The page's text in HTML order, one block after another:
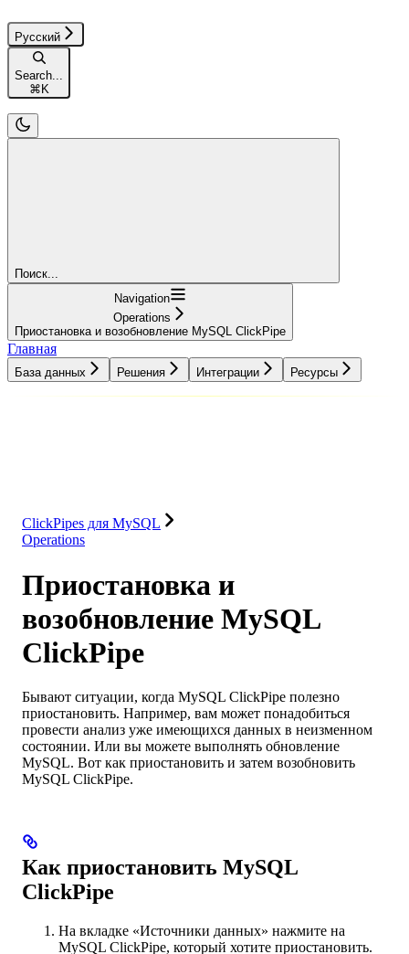
Русский
Search...
⌘ K
Поиск...
Navigation
Operations
Приостановка и возобновление MySQL ClickPipe
Главная
База данных Решения Интеграции Ресурсы
ClickPipes для MySQL
Operations
Приостановка и
возобновление MySQL
ClickPipe
Бывают ситуации, когда MySQL ClickPipe полезно
приостановить. Например, вам может понадобиться
провести анализ уже имеющихся данных в неизменном
состоянии. Или вы можете выполнять обновление
MySQL. Вот как приостановить и затем возобновить
MySQL ClickPipe.
Как приостановить MySQL
ClickPipe
На вкладке «Источники данных» нажмите на
MySQL ClickPipe, который хотите приостановить.